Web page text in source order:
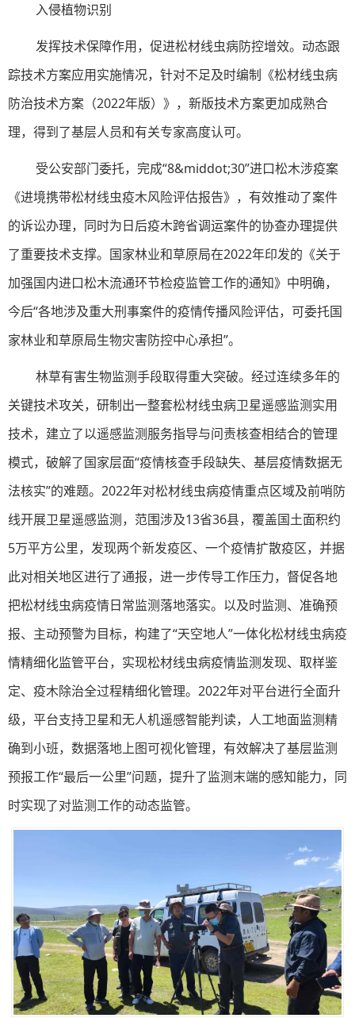
入侵植物识别
发挥技术保障作用，促进松材线虫病防控增效。动态跟
踪技术方案应用实施情况，针对不足及时编制《松材线虫病
防治技术方案（2022年版）》，新版技术方案更加成熟合
理，得到了基层人员和有关专家高度认可。
受公安部门委托，完成“8&middot;30”进口松木涉疫案
《进境携带松材线虫疫木风险评估报告》，有效推动了案件
的诉讼办理，同时为日后疫木跨省调运案件的协查办理提供
了重要技术支撑。国家林业和草原局在2022年印发的《关于
加强国内进口松木流通环节检疫监管工作的通知》中明确，
今后“各地涉及重大刑事案件的疫情传播风险评估，可委托国
家林业和草原局生物灾害防控中心承担”。
林草有害生物监测手段取得重大突破。经过连续多年的
关键技术攻关，研制出一整套松材线虫病卫星遥感监测实用
技术，建立了以遥感监测服务指导与问责核查相结合的管理
模式，破解了国家层面“疫情核查手段缺失、基层疫情数据无
法核实”的难题。2022年对松材线虫病疫情重点区域及前哨防
线开展卫星遥感监测，范围涉及13省36县，覆盖国土面积约
5万平方公里，发现两个新发疫区、一个疫情扩散疫区，并据
此对相关地区进行了通报，进一步传导工作压力，督促各地
把松材线虫病疫情日常监测落地落实。以及时监测、准确预
报、主动预警为目标，构建了“天空地人”一体化松材线虫病疫
情精细化监管平台，实现松材线虫病疫情监测发现、取样鉴
定、疫木除治全过程精细化管理。2022年对平台进行全面升
级，平台支持卫星和无人机遥感智能判读，人工地面监测精
确到小班，数据落地上图可视化管理，有效解决了基层监测
预报工作“最后一公里”问题，提升了监测末端的感知能力，同
时实现了对监测工作的动态监管。